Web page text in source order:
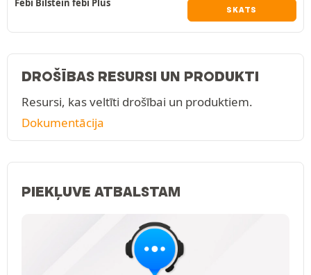
Febi Bilstein febi Plus
SKATS
DROŠĪBAS RESURSI UN PRODUKTI
Resursi, kas veltīti drošībai un produktiem.
Dokumentācija
PIEKĻUVE ATBALSTAM